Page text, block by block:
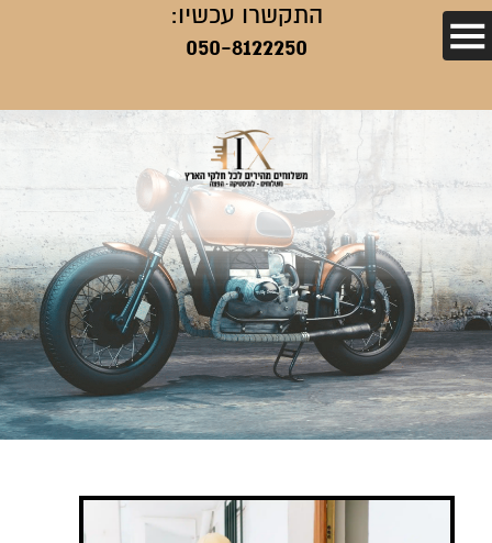
התקשרו עכשיו:
050-8122250